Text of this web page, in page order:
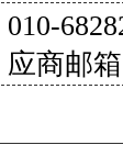
010-
应商邮